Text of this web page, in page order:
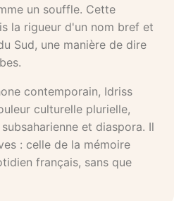
un souffle. Cette
la rigueur d'un nom bref et
Sud, une manière de dire
contemporain, Idriss
culturelle plurielle,
et diaspora. Il
: celle de la mémoire
français, sans que